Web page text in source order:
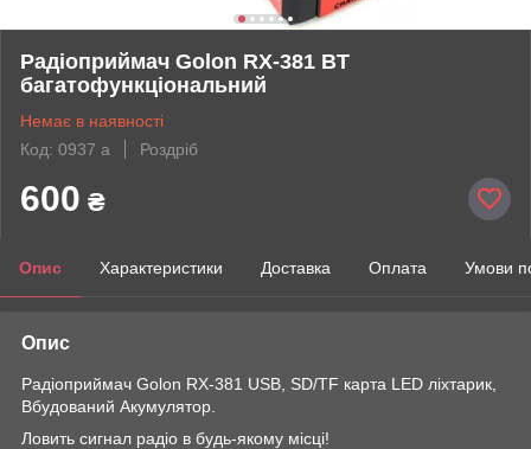
Радіоприймач Golon RX-381 BT
багатофункціональний
Немає в наявності
Код: 0937 a
Роздріб
600 ₴
Опис Характеристики Доставка Оплата Умови
Опис
Радіоприймач Golon RX-381 USB, SD/TF карта LED ліхтарик,
Вбудований Акумулятор.
Ловить сигнал радіо в будь-якому місці!